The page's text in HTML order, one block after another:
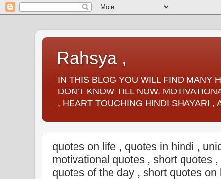
Rahsya ,
IN THIS BLOG YOU WILL FIND MANY
DON'T KNOW TILL NOW.
, HEART TOUCHING HINDI SHAYARI ,
quotes on life , quotes in hindi ,
motivational quotes , short quotes
quotes of the day , short quotes on